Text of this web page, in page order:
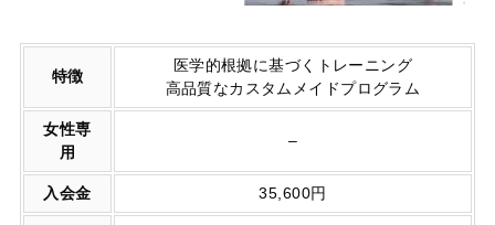
特徴
医学的根拠に基づくトレーニング
高品質なカスタムメイドプログラム
女性専
用
–
入会金 35,600円